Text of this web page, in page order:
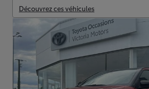
Découvrez ces véhicules